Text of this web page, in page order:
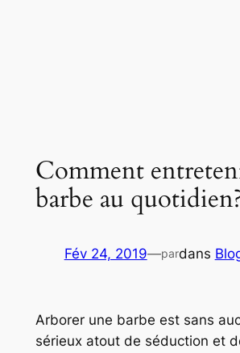
Comment
barbe au
Fév 24, 2019—pardans
Arborer une barbe est sans
sérieux atout de séduction et